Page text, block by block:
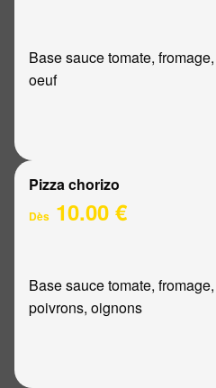
Base sauce tomate,
oeuf
Pizza chorizo
Dès 10.00 €
Base sauce tomate,
poivrons, oignons